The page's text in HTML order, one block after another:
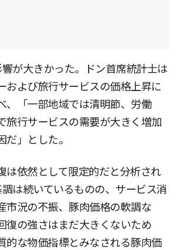
が大きかった。ドン首席統計士は
および旅行サービスの価格上昇に
、「一部地域では清明節、労働
旅行サービスの需要が大きく増加
だ」とした。
は依然として限定的だと分析され
は続いているものの、サービス消
市況の不振、豚肉価格の軟調な
復の強さはまだ大きくないため
的な物価指標とみなされる豚肉価